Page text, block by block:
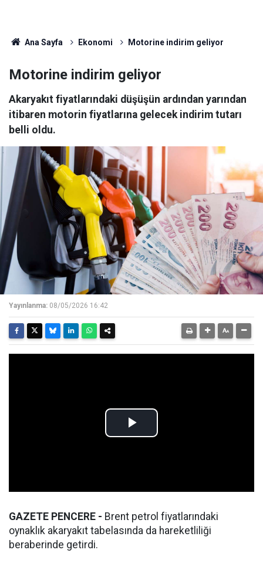
Ana Sayfa Ekonomi Motorine indirim geliyor
Motorine indirim geliyor
Akaryakıt fiyatlarındaki düşüşün ardından yarından
itibaren motorin fiyatlarına gelecek indirim tutarı
belli oldu.
Yayınlanma: 08/05/2026 16:42
GAZETE PENCERE - Brent petrol fiyatlarındaki
oynaklık akaryakıt tabelasında da hareketliliği
beraberinde getirdi.